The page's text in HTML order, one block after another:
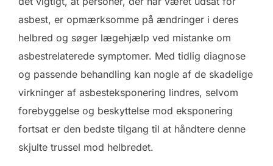
asbest, er opmærksomme på ændringer i deres
helbred og søger lægehjælp ved mistanke om
asbestrelaterede symptomer. Med tidlig diagnose
og passende behandling kan nogle af de skadelige
virkninger af asbesteksponering lindres, selvom
forebyggelse og beskyttelse mod eksponering
fortsat er den bedste tilgang til at håndtere denne
skjulte trussel mod helbredet.